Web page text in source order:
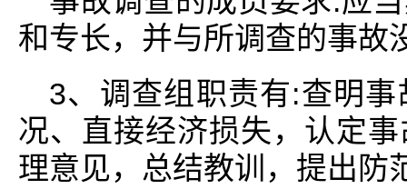
和专长，并与所调查的事故
3、调查组职责有:查明
况、直接经济损失，认定
理意见，总结教训，提出防